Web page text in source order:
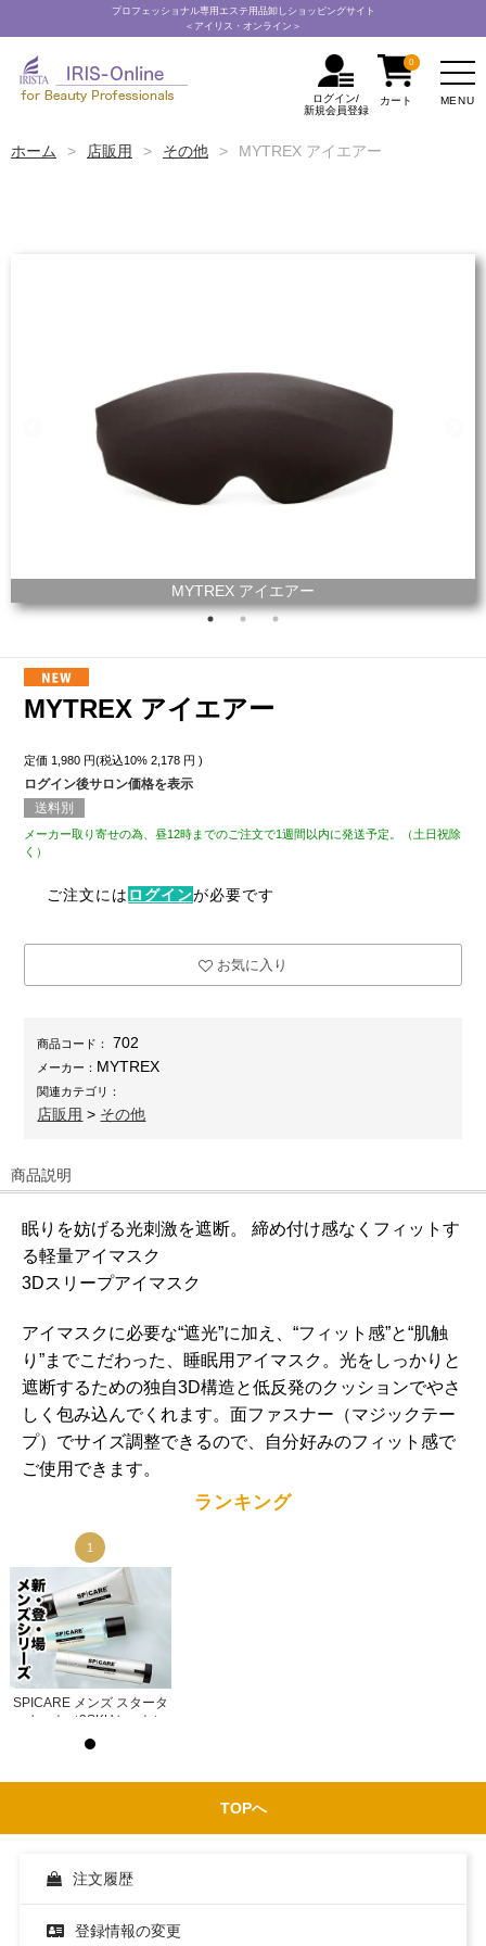
MENU
ログイン/
新規会員登録
カート
0
プロフェッショナル専用エステ用品卸しショッピングサイト
＜アイリス・オンライン＞
ホーム 店販用 その他 MYTREX アイエアー
MYTREX アイエアー
MYTREX アイエアー
定価 1,980 円(税込10%2,178 円 )
ログイン後サロン価格を表示
送料別
メーカー取り寄せの為、昼12時までのご注文で1週間以内に発送予定。（土日祝除
く）
ご注文には ログインが必要です
お気に入り
商品コード： 702
メーカー： MYTREX
関連カテゴリ：
店販用 > その他
商品説明
眠りを妨げる光刺激を遮断。 締め付け感なくフィットす
る軽量アイマスク
3Dスリープアイマスク
アイマスクに必要な“遮光”に加え、“フィット感”と“肌触
り”までこだわった、睡眠用アイマスク。光をしっかりと
遮断するための独自3D構造と低反発のクッションでやさ
しく包み込んでくれます。面ファスナー（マジックテー
プ）でサイズ調整できるので、自分好みのフィット感で
ご使用できます。
ランキング
1
SPICARE メンズ スタータ
ーキット（3SKUセット）
ログイン後サロン価格を表示
TOPへ
注文履歴
登録情報の変更